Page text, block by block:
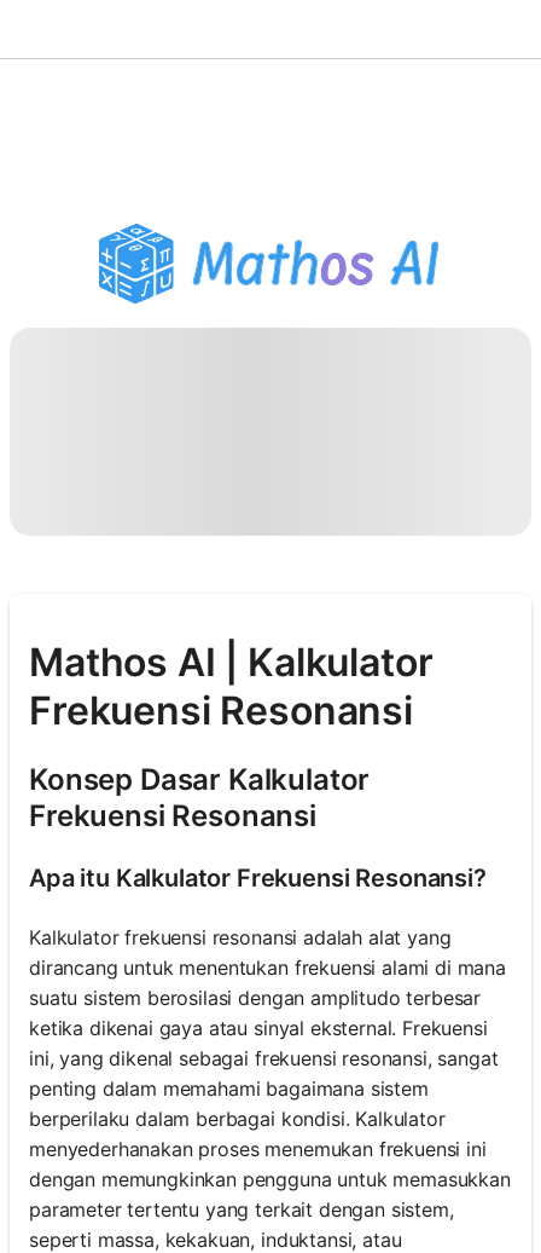
Pembantu PR PDF
Alat Belajar
Mathos AI | Kalkulator
Frekuensi Resonansi
Konsep Dasar Kalkulator
Frekuensi Resonansi
Apa itu Kalkulator Frekuensi Resonansi?
Kalkulator frekuensi resonansi adalah alat yang
dirancang untuk menentukan frekuensi alami di mana
suatu sistem berosilasi dengan amplitudo terbesar
ketika dikenai gaya atau sinyal eksternal. Frekuensi
ini, yang dikenal sebagai frekuensi resonansi, sangat
penting dalam memahami bagaimana sistem
berperilaku dalam berbagai kondisi. Kalkulator
menyederhanakan proses menemukan frekuensi ini
dengan memungkinkan pengguna untuk memasukkan
parameter tertentu yang terkait dengan sistem,
seperti massa, kekakuan, induktansi, atau